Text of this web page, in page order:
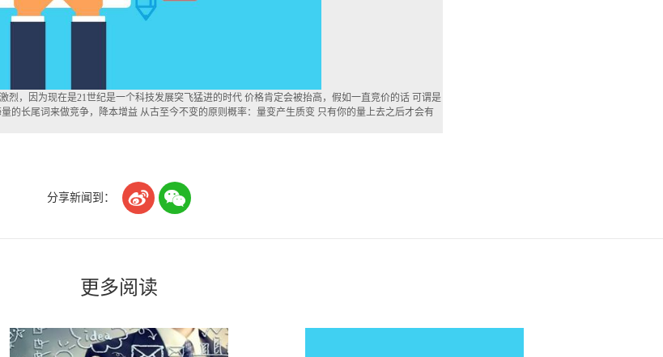
烈，因为现在是21世纪是一个科技发展突飞猛进的时代 价格肯定会被抬高，假如一直竞价的话 可谓是
的长尾词来做竞争，降本增益 从古至今不变的原则概率：量变产生质变 只有你的量上去之后才会有
分享新闻到：  
更多阅读